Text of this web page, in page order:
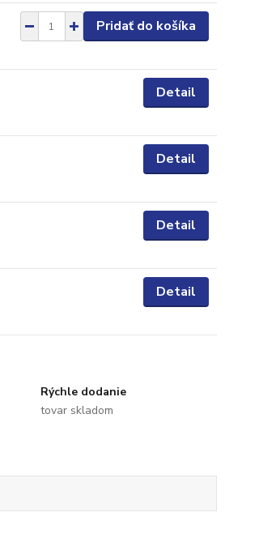
Pridať do košíka
Detail
Detail
Detail
Detail
Rýchle dodanie
tovar skladom